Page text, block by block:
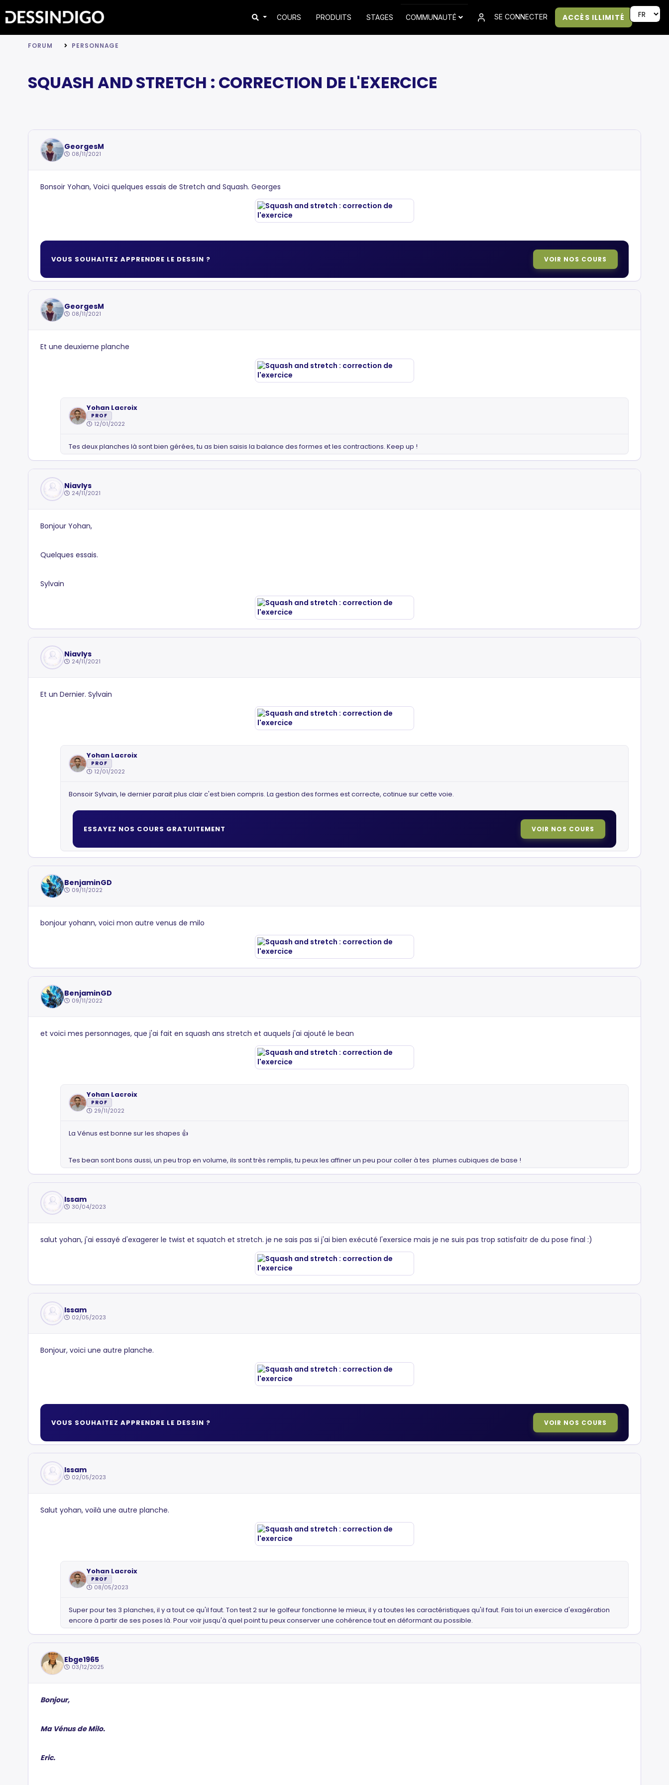
COURS PRODUITS STAGES COMMUNAUTÉ SE CONNECTER ACCÈS ILLIMITÉ
FORUM PERSONNAGE
SQUASH AND STRETCH : CORRECTION DE L'EXERCICE
GeorgesM
08/11/2021
Bonsoir Yohan, Voici quelques essais de Stretch and Squash. Georges
VOUS SOUHAITEZ APPRENDRE LE DESSIN ? VOIR NOS COURS
GeorgesM
08/11/2021
Et une deuxieme planche
Yohan Lacroix
PROF
12/01/2022
Tes deux planches là sont bien gérées, tu as bien saisis la balance des formes et les contractions. Keep up !
Niavlys
24/11/2021
Bonjour Yohan,
Quelques essais.
Sylvain
Niavlys
24/11/2021
Et un Dernier. Sylvain
Yohan Lacroix
PROF
12/01/2022
Bonsoir Sylvain, le dernier parait plus clair c'est bien compris. La gestion des formes est correcte, cotinue sur cette voie.
ESSAYEZ NOS COURS GRATUITEMENT VOIR NOS COURS
BenjaminGD
09/11/2022
bonjour yohann, voici mon autre venus de milo
BenjaminGD
09/11/2022
et voici mes personnages, que j'ai fait en squash ans stretch et auquels j'ai ajouté le bean
Yohan Lacroix
PROF
29/11/2022
La Vénus est bonne sur les shapes 👍
Tes bean sont bons aussi, un peu trop en volume, ils sont très remplis, tu peux les affiner un peu pour coller à tes plumes cubiques de base !
Issam
30/04/2023
salut yohan, j'ai essayé d'exagerer le twist et squatch et stretch. je ne sais pas si j'ai bien exécuté l'exersice mais je ne suis pas trop satisfaitr de du pose final :)
Issam
02/05/2023
Bonjour, voici une autre planche.
VOUS SOUHAITEZ APPRENDRE LE DESSIN ? VOIR NOS COURS
Issam
02/05/2023
Salut yohan, voilà une autre planche.
Yohan Lacroix
PROF
08/05/2023
Super pour tes 3 planches, il y a tout ce qu'il faut. Ton test 2 sur le golfeur fonctionne le mieux, il y a toutes les caractéristiques qu'il faut. Fais toi un exercice d'exagération
encore à partir de ses poses là. Pour voir jusqu'à quel point tu peux conserver une cohérence tout en déformant au possible.
Ebge1965
03/12/2025
Bonjour,
Ma Vénus de Milo.
Eric.